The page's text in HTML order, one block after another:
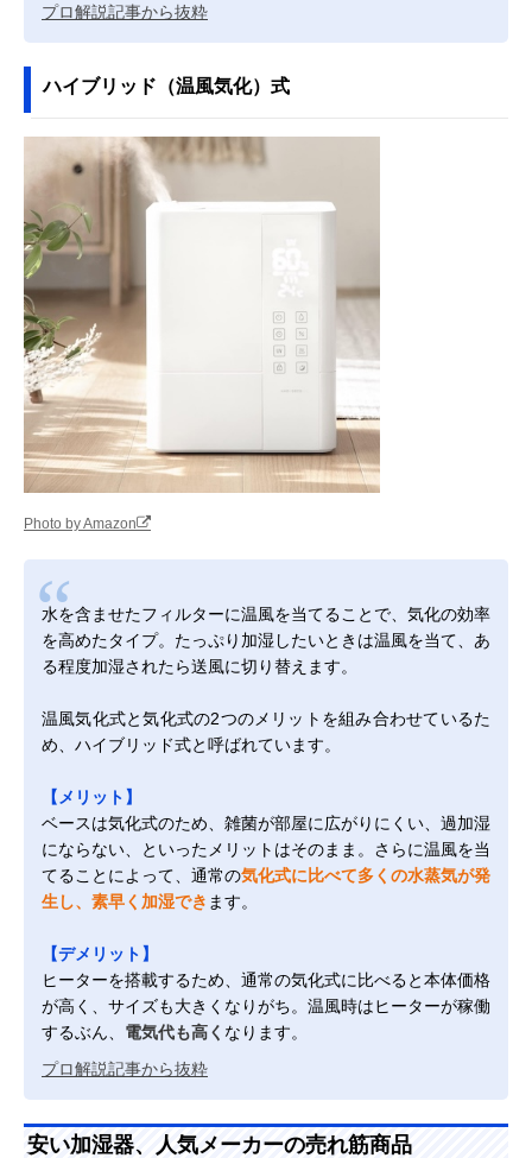
プロ解説記事から抜粋
ハイブリッド（温風気化）式
Photo by Amazon
水を含ませたフィルターに温風を当てることで、気化の効率
を高めたタイプ。たっぷり加湿したいときは温風を当て、あ
る程度加湿されたら送風に切り替えます。
温風気化式と気化式の2つのメリットを組み合わせているた
め、ハイブリッド式と呼ばれています。
【メリット】
ベースは気化式のため、雑菌が部屋に広がりにくい、過加湿
にならない、といったメリットはそのまま。さらに温風を当
てることによって、通常の気化式に比べて多くの水蒸気が発
生し、素早く加湿でき ます。
【デメリット】
ヒーターを搭載するため、通常の気化式に比べると本体価格
が高く、サイズも大きくなりがち。温風時はヒーターが稼働
するぶん、 電気代も高く なります。
プロ解説記事から抜粋
安い加湿器、人気メーカーの売れ筋商品